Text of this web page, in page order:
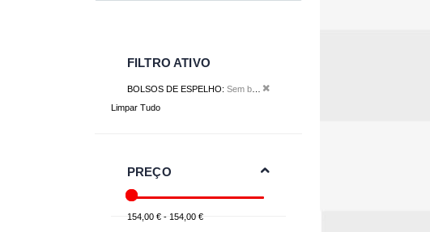
FILTRO ATIVO
BOLSOS DE ESPELHO Sem bolsos de espelho Remover Este Item
Limpar Tudo
PREÇO
154,00 € - 154,00 €